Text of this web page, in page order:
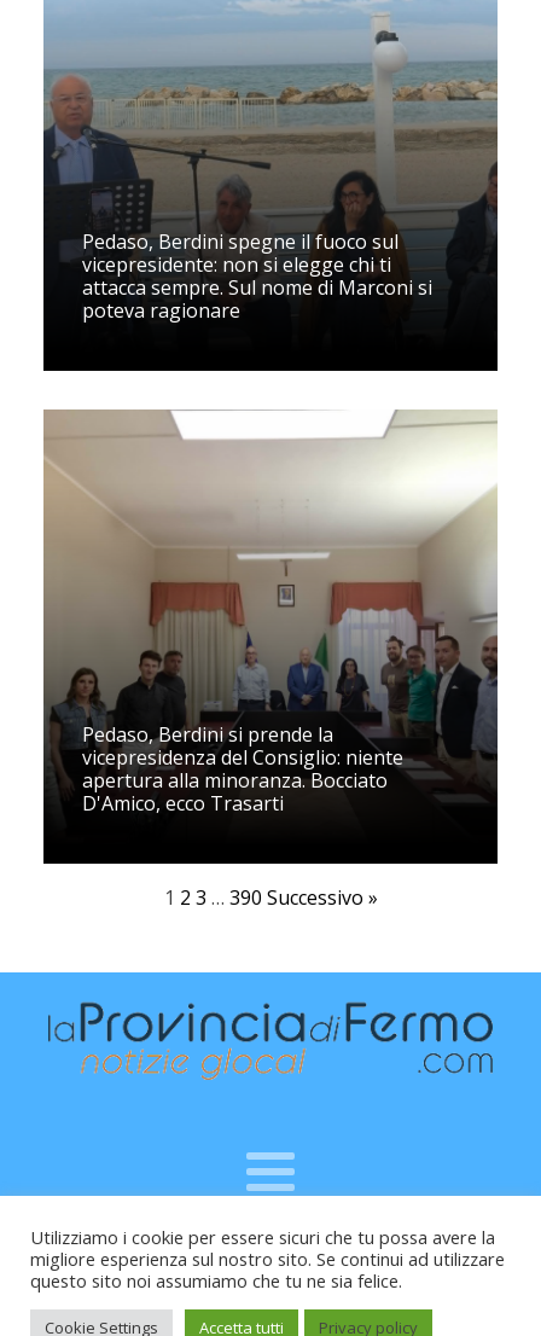
Pedaso, Berdini spegne il fuoco sul
vicepresidente: non si elegge chi ti
attacca sempre. Sul nome di Marconi si
poteva ragionare
Pedaso, Berdini si prende la
vicepresidenza del Consiglio: niente
apertura alla minoranza. Bocciato
D'Amico, ecco Trasarti
1 2 3 … 390 Successivo »
Raffaele Vitali - via Leopardi 10 - 61121 Pesaro (PU) -
Cod.Fisc VTLRFL77B02L500Y - Testata giornalistica, aut.
Trib.Fermo n.04/2010 del 05/08/2010
Utilizziamo i cookie per essere sicuri che tu possa avere la
migliore esperienza sul nostro sito. Se continui ad utilizzare
questo sito noi assumiamo che tu ne sia felice.
Cookie Settings Accetta tutti Privacy policy